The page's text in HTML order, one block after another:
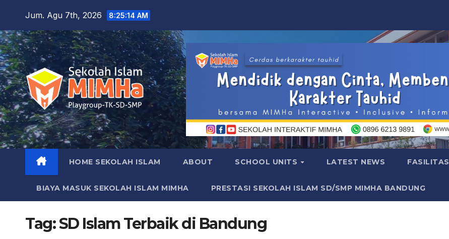
content
Jum. Agu 7th, 2026 8:25:15 AM
HOME SEKOLAH ISLAM ABOUT SCHOOL UNITS LATEST NEWS FASILITAS
BIAYA MASUK SEKOLAH ISLAM MIMHA PRESTASI SEKOLAH ISLAM SD/SMP MIMHA BANDUNG
Tag:SD Islam Terbaik di Bandung